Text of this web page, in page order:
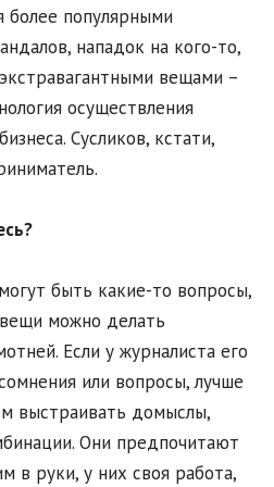
более популярными
нападок на кого-то,
вещами –
осуществления
Сусликов, кстати,
быть какие-то вопросы,
можно делать
Если у журналиста его
или вопросы, лучше
выстраивать домыслы,
Они предпочитают
в руки, у них своя работа,